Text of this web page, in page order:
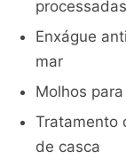
Enxágue
mar
Molhos
Tratamento
de casca